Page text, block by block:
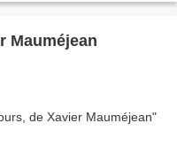
Mauméjean